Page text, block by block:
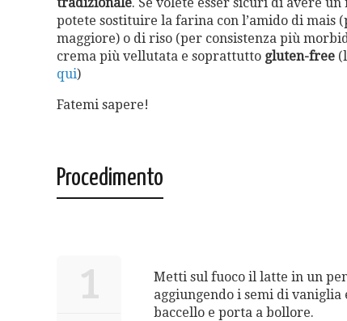
potete sostituire la farina con l’amido di mais
maggiore) o di riso (per consistenza più
crema più vellutata e soprattutto gluten-free
qui)
Fatemi sapere!
Procedimento
1
Metti sul fuoco il latte in un
aggiungendo i semi di vaniglia
baccello e porta a bollore.